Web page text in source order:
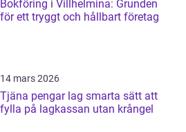
Bokföring i Villhelmina: Grunden
för ett tryggt och hållbart företag
14 mars 2026
Tjäna pengar lag smarta sätt att
fylla på lagkassan utan krångel